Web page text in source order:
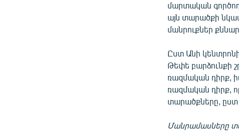
մարտական
այն տարածքի
մանրուքներ
Ըստ Անի
Թեփե բարձունքի
ռազմական դիրք,
ռազմական դիրք,
տարածքները,
Մանրամասները